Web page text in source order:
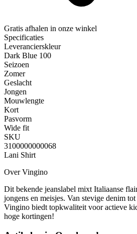
Gratis afhalen in onze winkel
Specificaties
Leverancierskleur
Dark Blue 100
Seizoen
Zomer
Geslacht
Jongen
Mouwlengte
Kort
Pasvorm
Wide fit
SKU
3100000000068
Lani Shirt
Over Vingino
Dit bekende jeanslabel mixt Italiaanse
jongens en meisjes. Van stevige denim
Vingino biedt topkwaliteit voor actieve
hoge kortingen!